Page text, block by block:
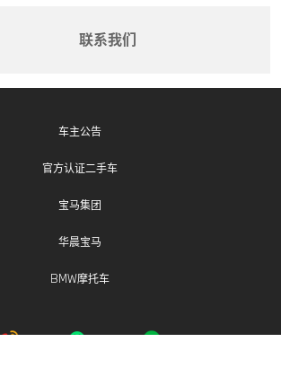
联系我们
车主公告
官方认证二手车
宝马集团
华晨宝马
BMW摩托车